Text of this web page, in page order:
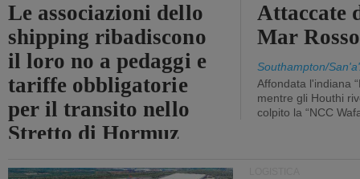
Le associazioni dello
shipping ribadiscono
il loro no a pedaggi e
tariffe obbligatorie
per il transito nello
Stretto di Hormuz
Attaccate
Mar Rosso
Southampton/
Affondata l'indiana
mentre gli Houthi
colpito la “NCC